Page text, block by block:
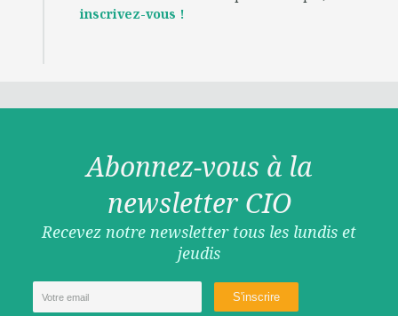
inscrivez-vous !
Abonnez-vous à la
newsletter CIO
Recevez notre newsletter tous les lundis et
jeudis